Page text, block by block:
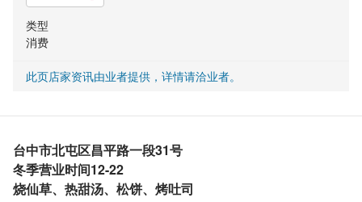
类型
消费
此页店家资讯由业者提供，详情请洽业者。
台中市北屯区昌平路一段31号
冬季营业时间12-22
烧仙草、热甜汤、松饼、烤吐司